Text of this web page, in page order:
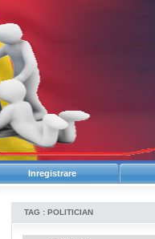
Inregistrare
TAG : POLITICIAN